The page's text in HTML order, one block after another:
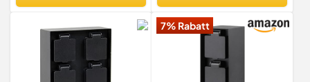
Staubdicht Wetterfest
Outdoor Steckdose mit
7% Rabatt